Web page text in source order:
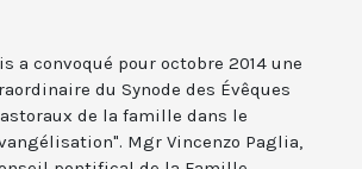
a convoqué pour octobre 2014 une
du Synode des Évêques
de la famille dans le
Mgr Vincenzo Paglia,